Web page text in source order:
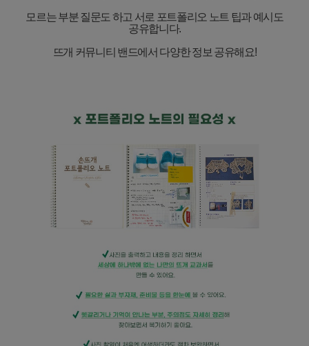
모르는 부분 질문도 하고 서로 포트폴리오 노트 팁과 예시도
공유합니다.
뜨개 커뮤니티 밴드에서 다양한 정보 공유해요!